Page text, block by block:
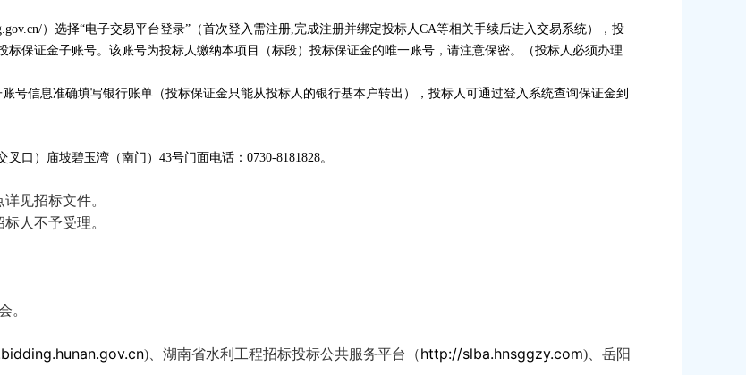
）选择“电子交易平台登录”（首次登入需注册,完成注册并绑定投标人CA等相关手续后进入交易系统），投
保证金子账号。该账号为投标人缴纳本项目（标段）投标保证金的唯一账号，请注意保密。（投标人必须办理
号信息准确填写银行账单（投标保证金只能从投标人的银行基本户转出），投标人可通过登入系统查询保证金到
口）庙坡碧玉湾（南门） 43号门面电话： 0730-8181828。
见招标文件。
人不予受理。
。
) 、湖南省水利工程招标投标公共服务平台（http://slba.hnsggzy.com) 、岳阳